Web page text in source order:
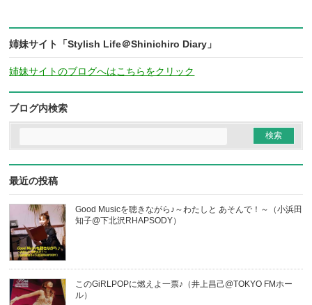
姉妹サイト「Stylish Life＠Shinichiro Diary」
姉妹サイトのブログへはこちらをクリック
ブログ内検索
最近の投稿
Good Musicを聴きながら♪～わたしと あそんで！～（小浜田
知子@下北沢RHAPSODY）
このGiRLPOPに燃えよ一票♪（井上昌己@TOKYO FMホー
ル）